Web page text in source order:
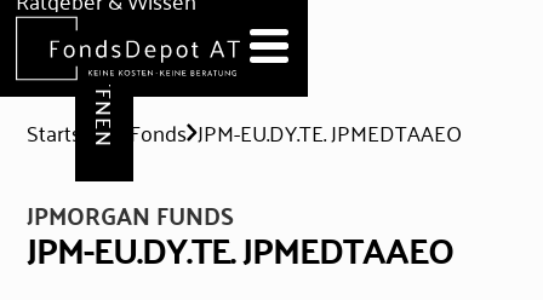
Hilfe & Formulare
DEPOT ERÖFFNEN
Startseite Fonds JPM-EU.DY.TE. JPMEDTAAEO
JPMORGAN FUNDS
JPM-EU.DY.TE. JPMEDTAAEO